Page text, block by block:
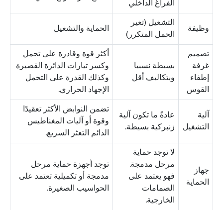
الفراغ الداخلي
وظيفة
التشغيل (تغير
الحمل المتكرر)
الحماية والتشغيل
تصميم
غرفة
إطفاء
القوس
بسيطة نسبيا
وبتكاليف أقل
أكثر قوة وقادرة على تحمل
وكسر تيارات الدائرة القصيرة
وكذلك القدرة على التحمل
الإجهاد الحراري.
آلية
التشغيل
عادةً ما تكون آلية
زنبركية بسيطة.
تضمن النوابض الأكثر تعقيدًا
وقوة أو آليات المغناطيس
الدائم التعثر السريع.
جهاز
الحماية
لا توجد حماية
مرحل مدمجة.
فهو يعتمد على
الصمامات
الخارجية.
توجد أجهزة حماية مرحل
مدمجة أو تكميلية تعتمد على
الحواسيب الصغيرة.